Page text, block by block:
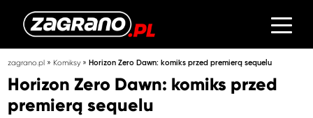
zagrano.pl » Komiksy»Horizon Zero Dawn: komiks przed premierą sequelu
Horizon Zero Dawn: komiks przed
premierą sequelu